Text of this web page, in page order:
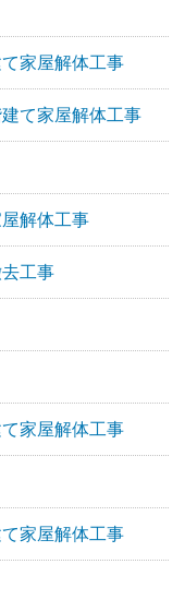
家屋解体工事
て家屋解体工事
解体工事
工事
家屋解体工事
家屋解体工事